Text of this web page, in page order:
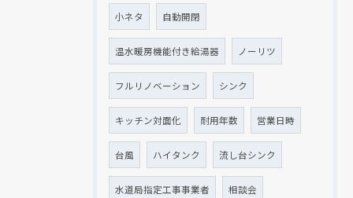
小ネタ 自動開閉
温水暖房機能付き給湯器 ノーリツ
フルリノベーション シンク
キッチン対面化 耐用年数 営業日時
台風 ハイタンク 流し台シンク
水道局指定工事事業者 相談会